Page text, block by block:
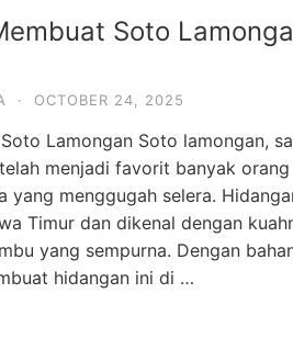
Soto
· OCTOBER 24, 2025
Lamongan Soto lamongan,
menjadi favorit banyak
yang menggugah selera.
Timur dan dikenal dengan
yang sempurna. Dengan
hidangan ini di …